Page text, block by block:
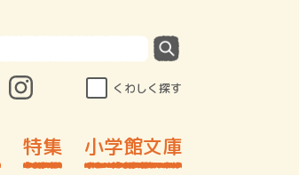
くわしく探す
特集 小学館文庫